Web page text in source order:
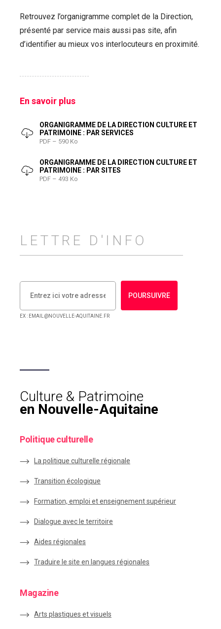
Retrouvez l’organigramme complet de la Direction,
présenté par service mais aussi pas site, afin
d’identifier au mieux vos interlocuteurs en proximité.
En savoir plus
ORGANIGRAMME DE LA DIRECTION CULTURE ET
PATRIMOINE : PAR SERVICES
PDF – 590 Ko
ORGANIGRAMME DE LA DIRECTION CULTURE ET
PATRIMOINE : PAR SITES
PDF – 493 Ko
LETTRE D'INFO
POURSUIVRE
EX : EMAIL@NOUVELLE-AQUITAINE.FR
Culture & Patrimoine
en Nouvelle-Aquitaine
Politique culturelle
La politique culturelle régionale
Transition écologique
Formation, emploi et enseignement supérieur
Dialogue avec le territoire
Aides régionales
Traduire le site en langues régionales
Magazine
Arts plastiques et visuels